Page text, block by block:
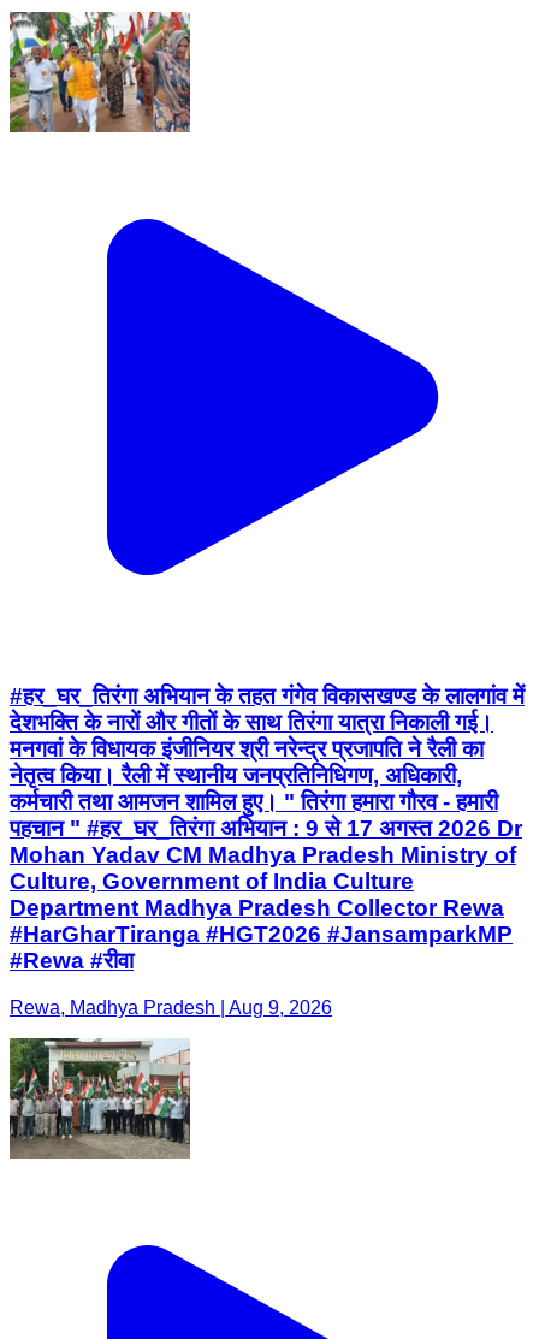
#हर_घर_तिरंगा अभियान के तहत गंगेव विकासखण्ड के लालगांव में
देशभक्ति के नारों और गीतों के साथ तिरंगा यात्रा निकाली गई।
मनगवां के विधायक इंजीनियर श्री नरेन्द्र प्रजापति ने रैली का
नेतृत्व किया। रैली में स्थानीय जनप्रतिनिधिगण, अधिकारी,
कर्मचारी तथा आमजन शामिल हुए। " तिरंगा हमारा गौरव - हमारी
पहचान " #हर_घर_तिरंगा अभियान : 9 से 17 अगस्त 2026 Dr
Mohan Yadav CM Madhya Pradesh Ministry of
Culture, Government of India Culture
Department Madhya Pradesh Collector Rewa
#HarGharTiranga #HGT2026 #JansamparkMP
#Rewa #रीवा
Rewa, Madhya Pradesh | Aug 9, 2026